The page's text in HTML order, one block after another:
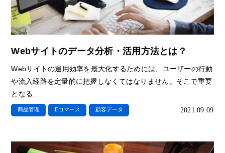
Webサイトのデータ分析・活用方法とは？
Webサイトの運用効率を最大化するためには、ユーザーの行動
や流入経路を定量的に把握しなくてはなりません。そこで重要
となる...
商品管理 Eコマース 顧客データ 2021.09.09